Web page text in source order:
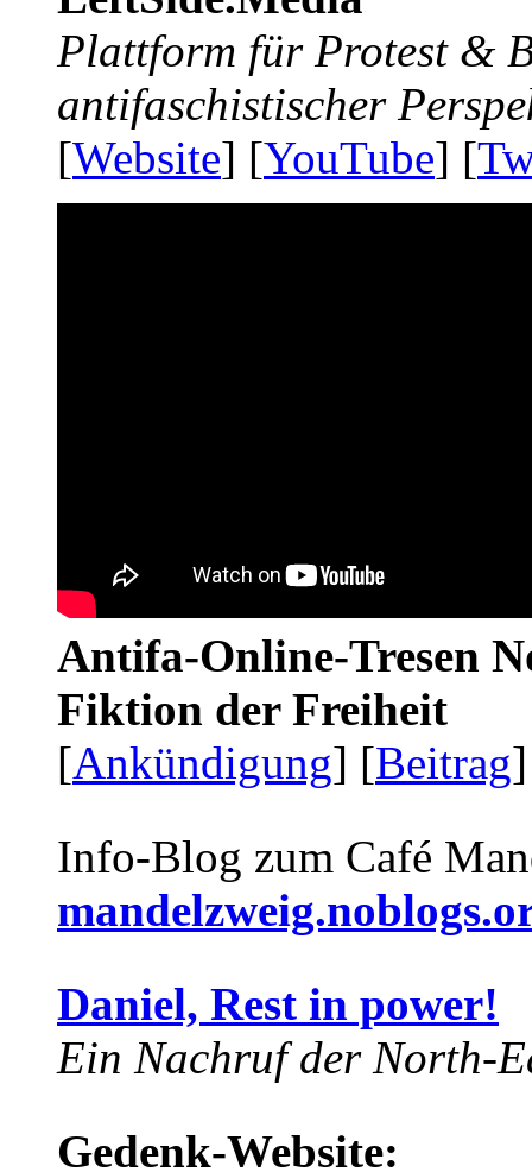
Plattform für Protest &
antifaschistischer
[Website] [YouTube] [
Antifa-Online-Tresen
Fiktion der Freiheit
[Ankündigung] [Beitrag
Info-Blog zum Café
Daniel, Rest in power!
Ein Nachruf der North-
Gedenk-Website: